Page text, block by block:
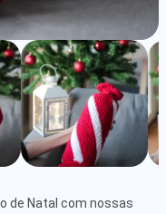
de Natal com nossas